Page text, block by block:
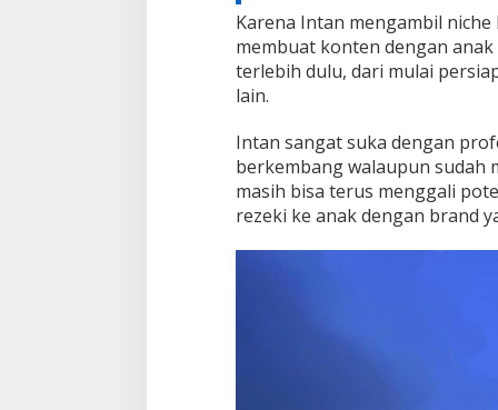
Karena Intan mengambil
membuat konten dengan
terlebih dulu, dari mulai
lain.
Intan sangat suka dengan
berkembang walaupun sudah
masih bisa terus menggali
rezeki ke anak dengan brand